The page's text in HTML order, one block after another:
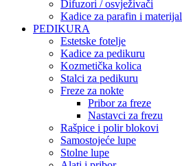
Difuzori / osvježivači
Kadice za parafin i materijal
PEDIKURA
Estetske fotelje
Kadice za pedikuru
Kozmetička kolica
Stalci za pedikuru
Freze za nokte
Pribor za freze
Nastavci za frezu
Rašpice i polir blokovi
Samostojeće lupe
Stolne lupe